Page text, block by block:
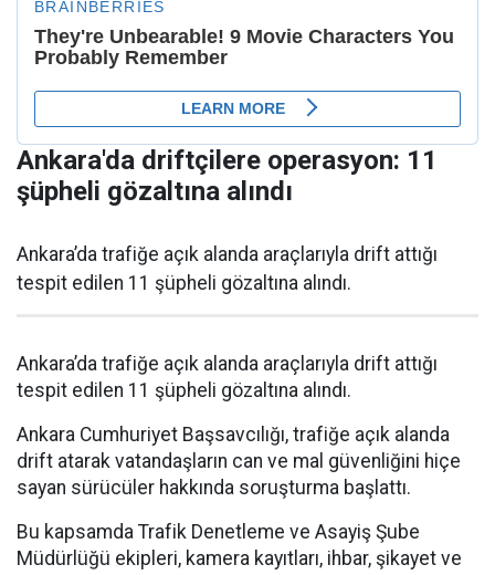
Ankara'da driftçilere operasyon: 11
şüpheli gözaltına alındı
Ankara’da trafiğe açık alanda araçlarıyla drift attığı
tespit edilen 11 şüpheli gözaltına alındı.
Ankara’da trafiğe açık alanda araçlarıyla drift attığı
tespit edilen 11 şüpheli gözaltına alındı.
Ankara Cumhuriyet Başsavcılığı, trafiğe açık alanda
drift atarak vatandaşların can ve mal güvenliğini hiçe
sayan sürücüler hakkında soruşturma başlattı.
Bu kapsamda Trafik Denetleme ve Asayiş Şube
Müdürlüğü ekipleri, kamera kayıtları, ihbar, şikayet ve